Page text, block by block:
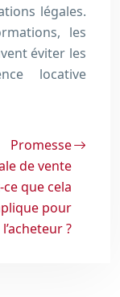
légales.
les
éviter les
locative
Promesse
de vente
ce que cela
pour
l’acheteur ?